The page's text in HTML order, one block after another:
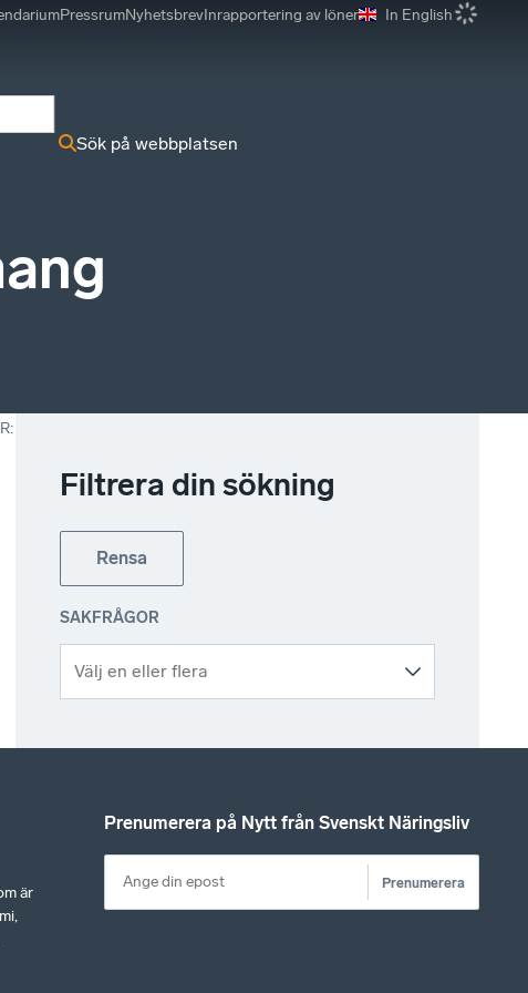
PressrumNyhetsbrevInrapportering av löner In English
Sök på webbplatsen
Filtrera din sökning
Rensa
SAKFRÅGOR
:
är
Prenumerera på Nytt från Svenskt Näringsliv
Prenumerera